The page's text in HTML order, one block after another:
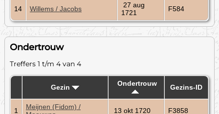
14 Willems / Jacobs
27 aug
1721
F584
Ondertrouw
Treffers 1 t/m 4 van 4
Gezin Ondertrouw Gezins-ID
1
Meijnen (Fidom) /
13 okt 1720 F3858